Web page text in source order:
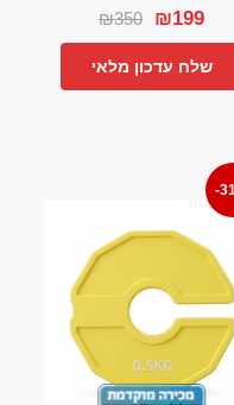
₪350 ₪199
שלח עדכון מלאי
-